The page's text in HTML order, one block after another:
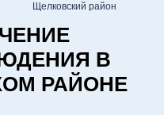
Щелковский район
В
РАЙОНЕ